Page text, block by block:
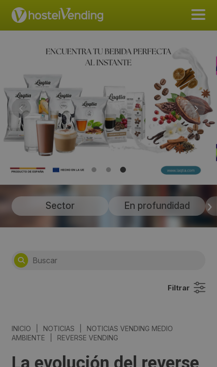
Sector En profundidad
Filtrar
INICIO NOTICIAS
NOTICIAS VENDING MEDIO
AMBIENTE
REVERSE VENDING